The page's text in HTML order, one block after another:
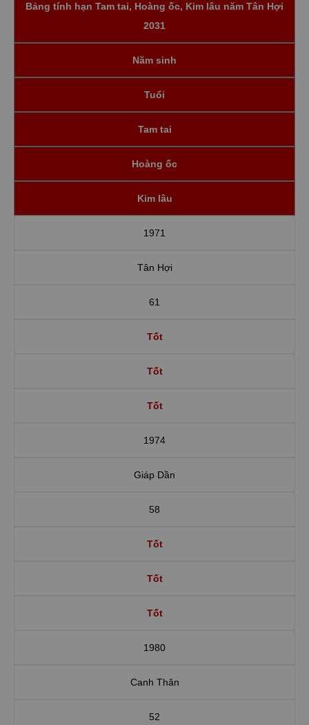
Bảng tính hạn Tam tai, Hoàng ốc, Kim lâu năm Tân Hợi
2031
Năm sinh
Tuổi
Tam tai
Hoàng ốc
Kim lâu
1971
Tân Hợi
61
Tốt
Tốt
Tốt
1974
Giáp Dần
58
Tốt
Tốt
Tốt
1980
Canh Thân
52